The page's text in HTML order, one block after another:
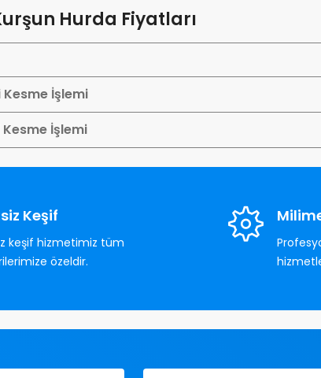
Hurda Fiyatları
İşlemi
İşlemi
Keşif
keşif hizmetimiz tüm
özeldir.